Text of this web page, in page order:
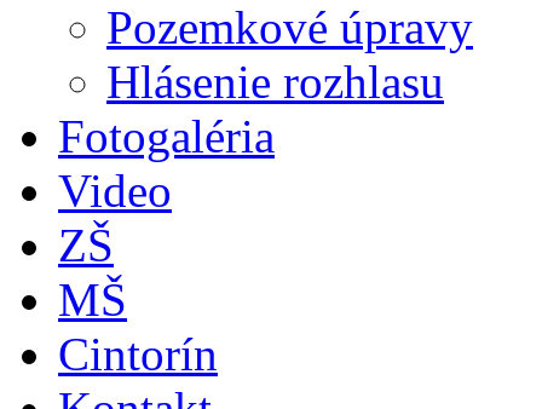
Pozemkové úpravy
Hlásenie rozhlasu
Fotogaléria
Video
ZŠ
MŠ
Cintorín